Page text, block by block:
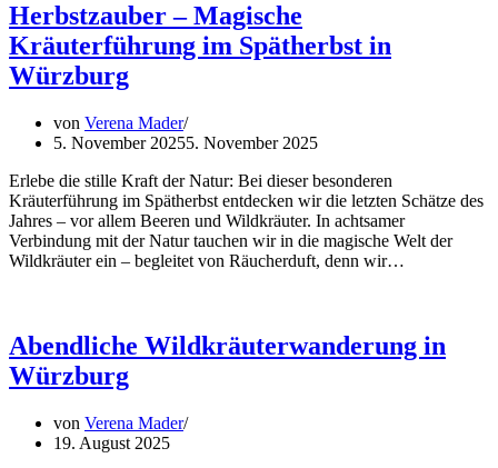
Herbstzauber – Magische
Kräuterführung im Spätherbst in
Würzburg
von Verena Mader
5. November 20255. November 2025
Erlebe die stille Kraft der Natur: Bei dieser besonderen
Kräuterführung im Spätherbst entdecken wir die letzten Schätze des
Jahres – vor allem Beeren und Wildkräuter. In achtsamer
Verbindung mit der Natur tauchen wir in die magische Welt der
Wildkräuter ein – begleitet von Räucherduft, denn wir…
Abendliche Wildkräuterwanderung in
Würzburg
von Verena Mader
19. August 2025